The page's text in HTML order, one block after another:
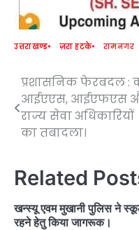
उत्तराखण्ड ज़रा हटके रामनगर
Post
navigation
प्रशासनिक फेरबदल :
आईएएस, आईएफएस
राज्य सेवा अधिकारियों
का तबादला।
Related
खन्स्यू एवम मुखानी पुलिस ने
रहने हेतु किया जागरूक।